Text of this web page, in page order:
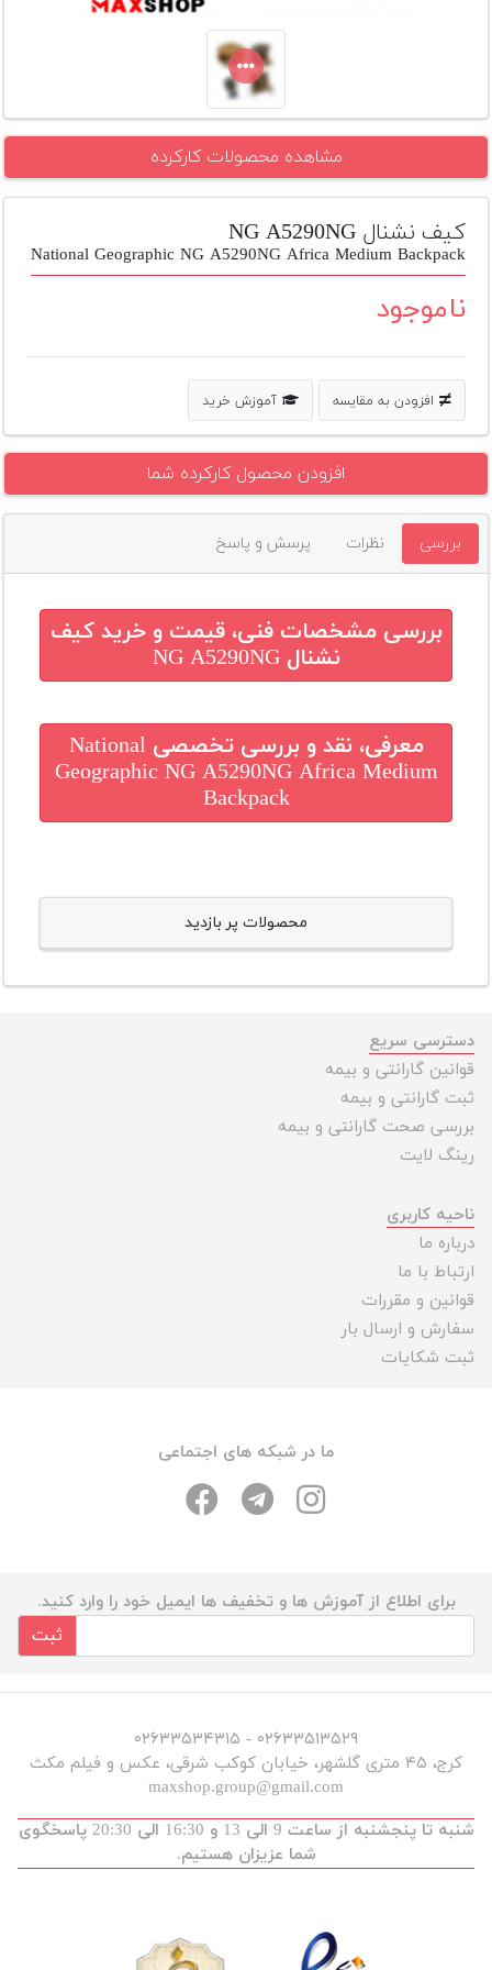
افزودن
دست
دوم
لیست
قیمت
دوربین
مشاهده محصولات کارکرده
کیف نشنال NG A5290NG
National Geographic NG A5290NG Africa Medium Backpack
ناموجود
افزودن به مقایسه آموزش خرید
افزودن محصول کارکرده شما
بررسی نظرات پرسش و پاسخ
بررسی مشخصات فنی، قیمت و خریدکیف
نشنال NG A5290NG
معرفی، نقد و بررسی تخصصی National
Geographic NG A5290NG Africa Medium
Backpack
محصولات پر بازدید
دسترسی سریع
قوانین گارانتی و بیمه
ثبت گارانتی و بیمه
بررسی صحت گارانتی و بیمه
رینگ لایت
ناحیه کاربری
درباره ما
ارتباط با ما
قوانین و مقررات
سفارش و ارسال بار
ثبت شکایات
ما در شبکه های اجتماعی
برای اطلاع از آموزش ها و تخفیف ها ایمیل خود را وارد کنید.
ثبت
۰۲۶۳۳۵۱۳۵۲۹ - ۰۲۶۳۳۵۳۴۳۱۵
کرج، ۴۵ متری گلشهر، خیابان کوکب شرقی، عکس و فیلم مکث
maxshop.group@gmail.com
شنبه تا پنجشنبه از ساعت 9 الی 13 و 16:30 الی 20:30 پاسخگوی
شما عزیزان هستیم.